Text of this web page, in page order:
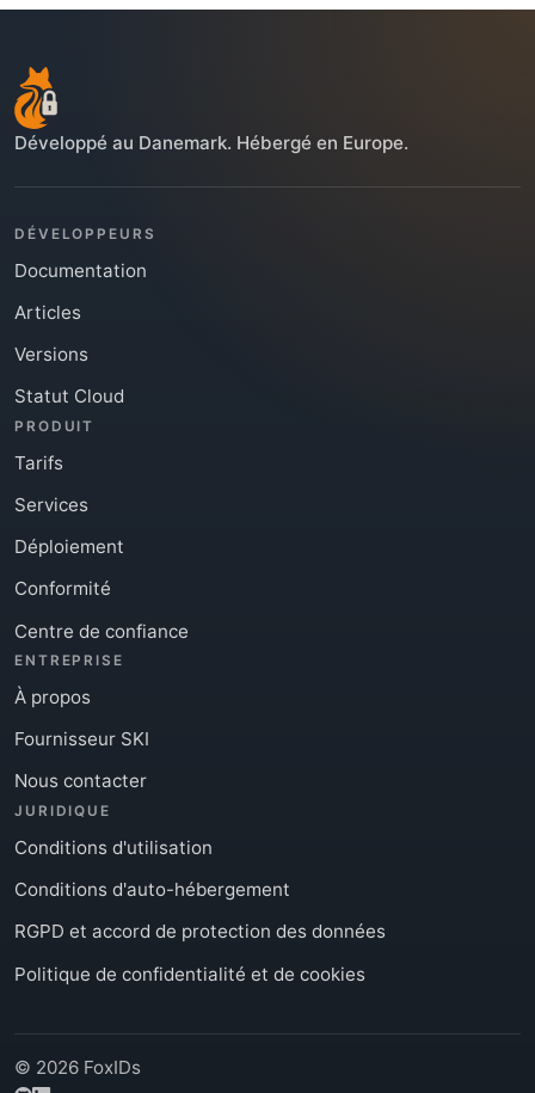
Développé au Danemark. Hébergé en Europe.
DÉVELOPPEURS
Documentation
Articles
Versions
Statut Cloud
PRODUIT
Tarifs
Services
Déploiement
Conformité
Centre de confiance
ENTREPRISE
À propos
Fournisseur SKI
Nous contacter
JURIDIQUE
Conditions d'utilisation
Conditions d'auto-hébergement
RGPD et accord de protection des données
Politique de confidentialité et de cookies
© 2026 FoxIDs